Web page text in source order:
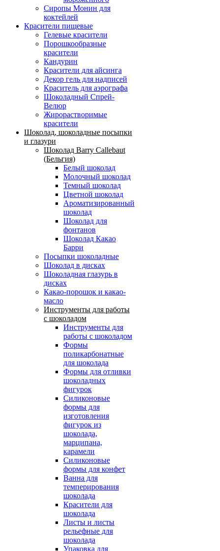
Сиропы Монин для
коктейлей
Красители пищевые
Гелевые красители
Порошкообразные
красители
Кандурин
Красители для айсинга
Декор гель для надписей
Краситель для аэрографа
Шоколадный Спрей-
Велюр
Жирорастворимые
красители
Шоколад, шоколадные посыпки
и глазури
Шоколад Barry Callebaut
(Бельгия)
Белый шоколад
Молочный шоколад
Темный шоколад
Цветной шоколад
Ароматизированный
шоколад
Шоколад для
фонтанов
Шоколад Какао
Барри
Посыпки шоколадные
Шоколад в дисках
Шоколадная глазурь в
дисках
Какао-порошок и какао-
масло
Инструменты для работы
с шоколадом
Инструменты для
работы с шоколадом
Формы
поликарбонатные
для шоколада
Формы для отливки
шоколадных
фигурок
Силиконовые
формы для
изготовления
фигурок из
шоколада,
марципана,
карамели
Силиконовые
формы для конфет
Ванна для
темперирования
шоколада
Красители для
шоколада
Листы и листы
рельефные для
шоколада
Упаковка для